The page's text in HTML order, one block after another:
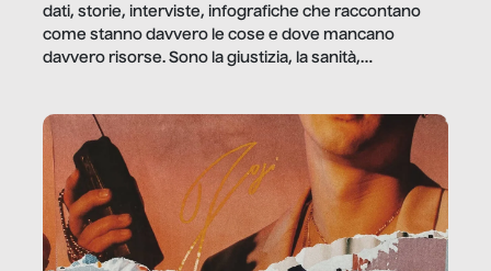
dati, storie, interviste, infografiche che raccontano
come stanno davvero le cose e dove mancano
davvero risorse. Sono la giustizia, la sanità,